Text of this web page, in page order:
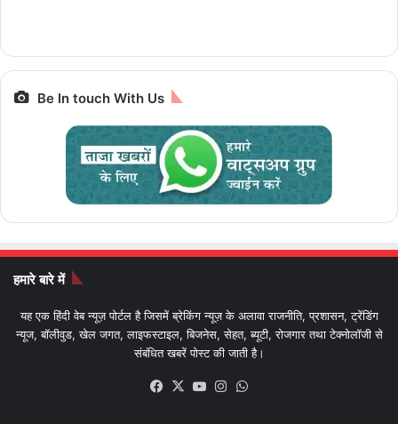
Be In touch With Us
हमारे बारे में
यह एक हिंदी वेब न्यूज़ पोर्टल है जिसमें ब्रेकिंग न्यूज़ के अलावा राजनीति, प्रशासन, ट्रेंडिंग
न्यूज, बॉलीवुड, खेल जगत, लाइफस्टाइल, बिजनेस, सेहत, ब्यूटी, रोजगार तथा टेक्नोलॉजी से
संबंधित खबरें पोस्ट की जाती है।
Facebook
X YouTubeInstagram